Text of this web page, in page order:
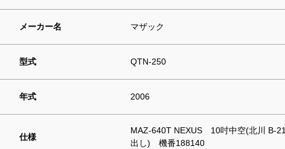
メーカー名 マザック
型式 QTN-250
年式 2006
仕様
MAZ-640T NEXUS 10吋中空(北川
出し) 機番188140